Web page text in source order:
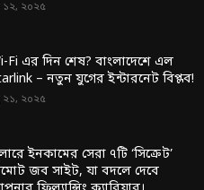
১২, ২০২৫
Fi এর দিন শেষ? বাংলাদেশে এল
– নতুন যুগের ইন্টারনেট বিপ্লব!
২১, ২০২৫
ইনকামের সেরা ৭টি ‘সিক্রেট’
জব সাইট, যা বদলে দেবে